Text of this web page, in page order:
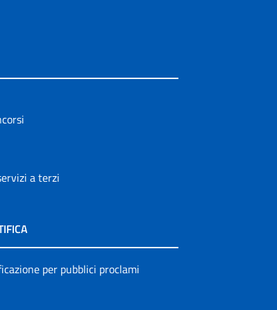
a terzi
per pubblici proclami